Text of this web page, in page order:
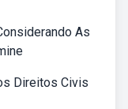
As
Direitos Civis